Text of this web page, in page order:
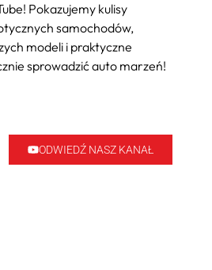
Pokazujemy kulisy
samochodów,
modeli i praktyczne
sprowadzić auto marzeń!
ODWIEDŹ NASZ KANAŁ